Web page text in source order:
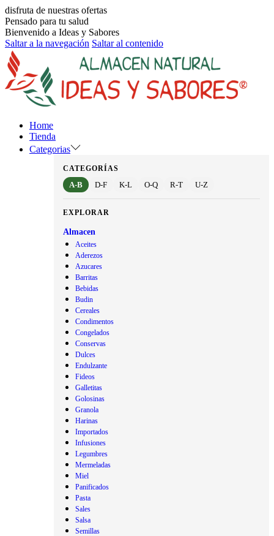
disfruta de nuestras ofertas
Pensado para tu salud
Bienvenido a Ideas y Sabores
Saltar a la navegación Saltar al contenido
Home
Tienda
Categorias
CATEGORÍAS
A-B D-F K-L O-Q R-T U-Z
EXPLORAR
Almacen
Aceites
Aderezos
Azucares
Barritas
Bebidas
Budin
Cereales
Condimentos
Congelados
Conservas
Dulces
Endulzante
Fideos
Galletitas
Golosinas
Granola
Harinas
Importados
Infusiones
Legumbres
Mermeladas
Miel
Panificados
Pasta
Sales
Salsa
Semillas